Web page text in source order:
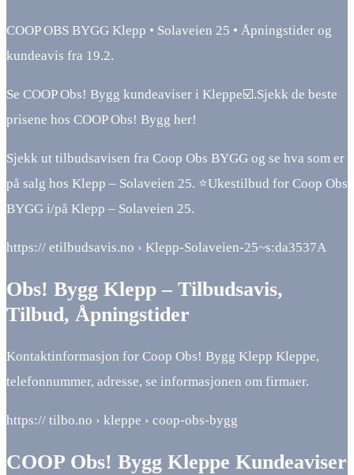
COOP OBS BYGG Klepp • Solaveien 25 • Åpningstider og
kundeavis fra 19.2.
Se COOP Obs! Bygg kundeaviser i Kleppe☑️.Sjekk de beste
prisene hos COOP Obs! Bygg her!
Sjekk ut tilbudsavisen fra Coop Obs BYGG og se hva som er
på salg hos Klepp – Solaveien 25. ⭐Ukestilbud for Coop Obs
BYGG i/på Klepp – Solaveien 25.
https:// etilbudsavis.no › Klepp-Solaveien-25~s:da3537A
Obs! Bygg Klepp – Tilbudsavis,
Tilbud, Åpningstider
Kontaktinformasjon for Coop Obs! Bygg Klepp Kleppe,
telefonnummer, adresse, se informasjonen om firmaer.
https:// tilbo.no › kleppe › coop-obs-bygg
COOP Obs! Bygg Kleppe Kundeaviser